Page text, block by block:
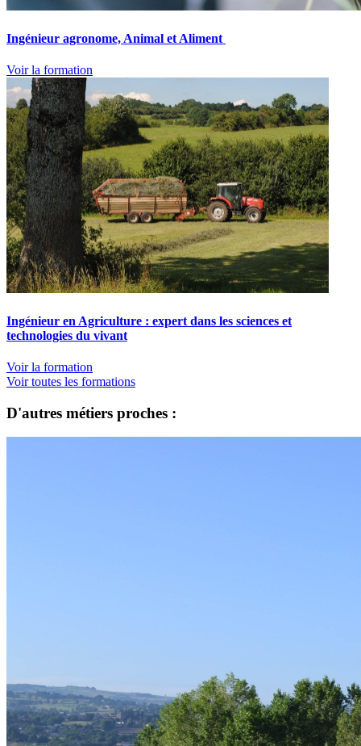
Ingénieur agronome, Animal et Aliment
Voir la formation
Ingénieur en Agriculture : expert dans les sciences et
technologies du vivant
Voir la formation
Voir toutes les formations
D'autres métiers proches :